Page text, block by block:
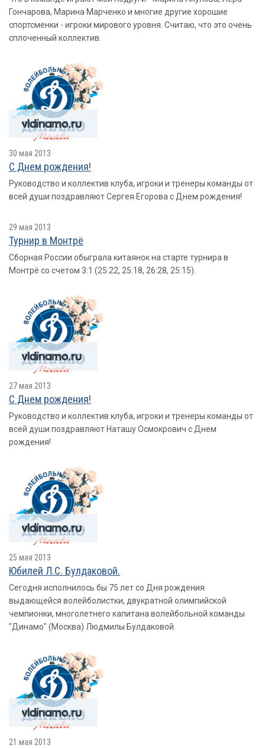
Гончарова, Марина Марченко и многие другие хорошие
спортсменки - игроки мирового уровня. Считаю, что это очень
сплоченный коллектив.
30 мая 2013
С Днем рождения!
Руководство и коллектив клуба, игроки и тренеры команды от
всей души поздравляют Сергея Егорова с Днем рождения!
29 мая 2013
Турнир в Монтрё
Сборная России обыграла китаянок на старте турнира в
Монтрё со счетом 3:1 (25:22, 25:18, 26:28, 25:15).
27 мая 2013
С Днем рождения!
Руководство и коллектив клуба, игроки и тренеры команды от
всей души поздравляют Наташу Осмокрович с Днем
рождения!
25 мая 2013
Юбилей Л.С. Булдаковой.
Сегодня исполнилось бы 75 лет со Дня рождения
выдающейся волейболистки, двукратной олимпийской
чемпионки, многолетнего капитана волейбольной команды
"Динамо" (Москва) Людмилы Булдаковой.
21 мая 2013